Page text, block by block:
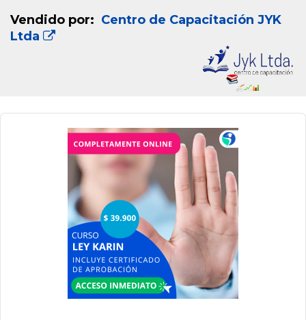
Vendido por: Centro de Capacitación JYK
Ltda